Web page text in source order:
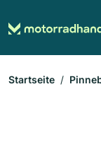
Startseite